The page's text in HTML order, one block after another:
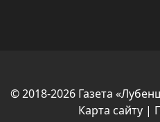
© 2018-2026 Газета
Карта сайту |